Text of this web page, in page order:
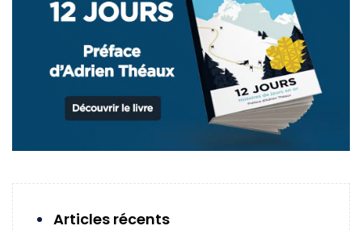
Articles récents